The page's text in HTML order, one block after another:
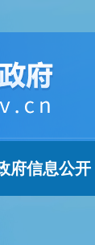
府信息公开